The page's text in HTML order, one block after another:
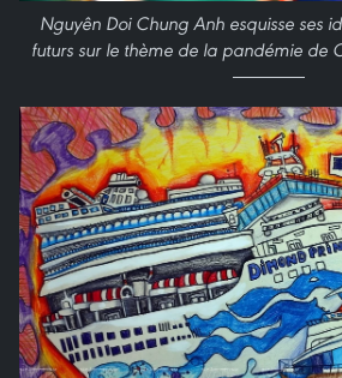
Nguyên Doi Chung Anh esquisse ses
futurs sur le thème de la pandémie de